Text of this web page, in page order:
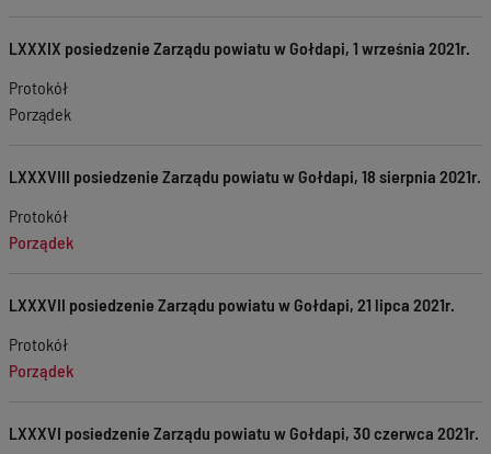
LXXXIX posiedzenie Zarządu powiatu w Gołdapi, 1 września 2021r.
Protokół
Porządek
LXXXVIII posiedzenie Zarządu powiatu w Gołdapi, 18 sierpnia 2021r.
Protokół
Porządek
LXXXVII posiedzenie Zarządu powiatu w Gołdapi, 21 lipca 2021r.
Protokół
Porządek
LXXXVI posiedzenie Zarządu powiatu w Gołdapi, 30 czerwca 2021r.